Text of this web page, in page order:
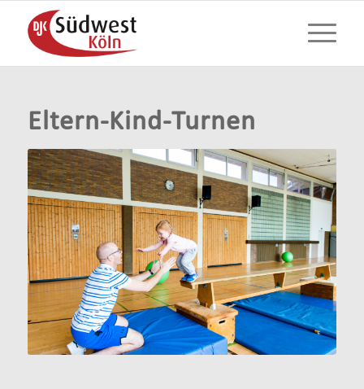
Eltern-Kind-Turnen